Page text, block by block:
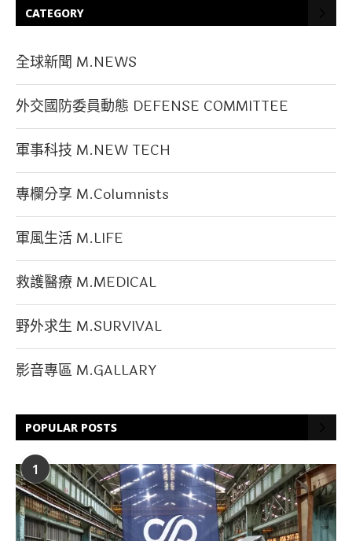
CATEGORY
全球新聞 M.NEWS
外交國防委員動態 DEFENSE COMMITTEE
軍事科技 M.NEW TECH
專欄分享 M.Columnists
軍風生活 M.LIFE
救護醫療 M.MEDICAL
野外求生 M.SURVIVAL
影音專區 M.GALLARY
POPULAR POSTS
1